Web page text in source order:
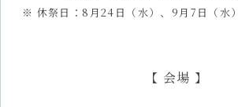
※ 休祭日：8月24日（水）、9月7日（水
【 会場 】